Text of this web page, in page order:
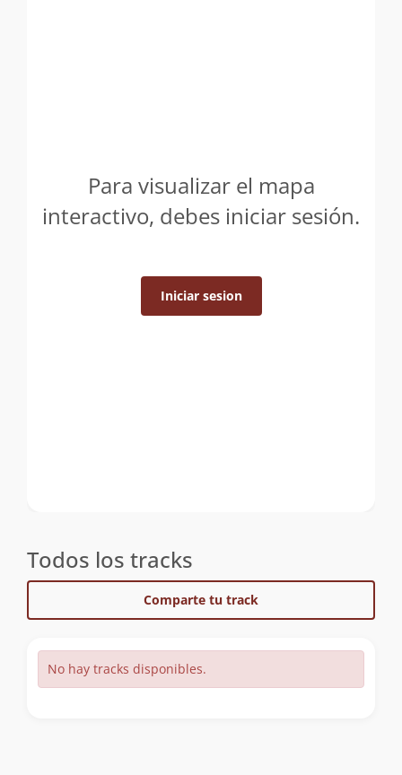
Para visualizar el mapa
interactivo, debes iniciar sesión.
Iniciar sesion
Todos los tracks
Comparte tu track
No hay tracks disponibles.